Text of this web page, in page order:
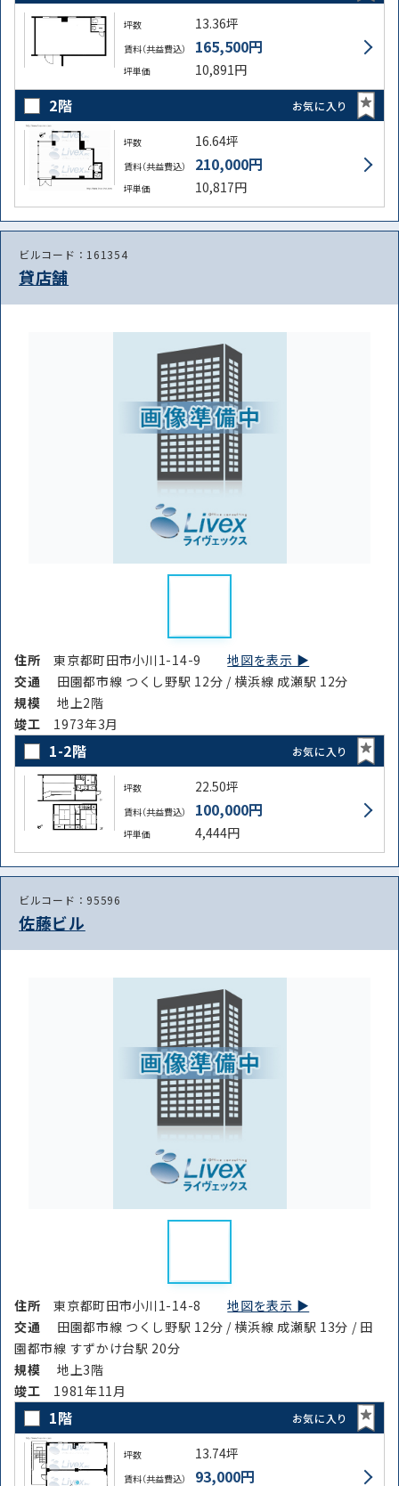
から探す
路線・駅
条件を絞り込む
坪数 13.36坪
賃料（共益費込） 165,500円
坪単価 10,891円
2階 お気に入り
坪数 16.64坪
賃料（共益費込） 210,000円
坪単価 10,817円
ビルコード：161354
貸店舗
住所東京都町田市小川1-14-9地図を表示 ▶︎
交通
田園都市線 つくし野駅 12分 / 横浜線 成瀬駅 12分
規模
地上2階
竣⼯ 1973年3月
1-2階 お気に入り
坪数 22.50坪
賃料（共益費込） 100,000円
坪単価 4,444円
ビルコード：95596
佐藤ビル
住所東京都町田市小川1-14-8地図を表示 ▶︎
交通
田園都市線 つくし野駅 12分 / 横浜線 成瀬駅 13分 / 田
園都市線 すずかけ台駅 20分
規模
地上3階
竣⼯ 1981年11月
1階 お気に入り
坪数 13.74坪
賃料（共益費込） 93,000円